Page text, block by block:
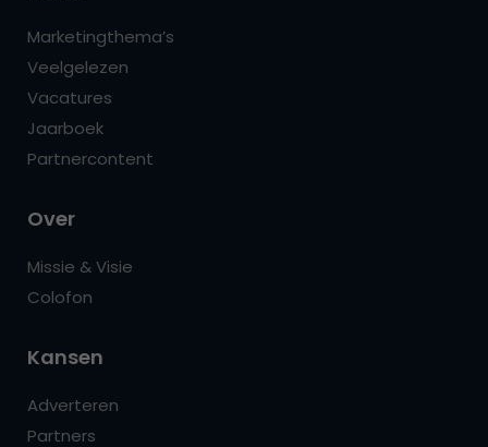
Marketingthema’s
Veelgelezen
Vacatures
Jaarboek
Partnercontent
Over
Missie & Visie
Colofon
Kansen
Adverteren
Partners